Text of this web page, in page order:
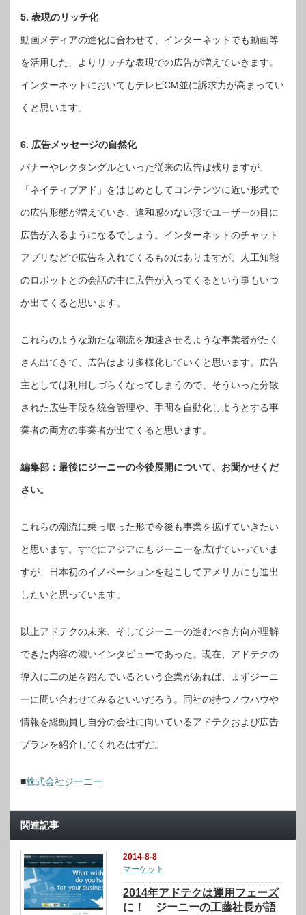
5. 表現のリッチ化
動画メディアの進化に合わせて、インターネットでも動画等
を活用した、よりリッチな表現での広告が増えていきます。
インターネットにおいてもテレビCM並に訴求力が高まってい
くと思います。
6. 広告メッセージの自然化
バナーやレクタングルといった従来の広告は残りますが、
「ネイティブアド」をはじめとしてコンテンツに近い形式で
の広告形態が増えていき、違和感のない形でユーザーの目に
広告が入るようになるでしょう。インターネットのチャット
アプリなどで広告を入れてくるものはありますが、人工知能
のロボットとの会話の中に広告が入ってくるという事もいつ
か出てくると思います。
これらのような新たな潮流を加速させるような事業者がたく
さん出てきて、広告はより多様化していくと思います。広告
主としては利用しづらくなってしまうので、そういった分散
された広告手段を統合管理や、手間を自動化しようとする事
業者の両方の事業者が出てくると思います。
編集部：最後にジーニーの今後展開について、お聞かせくだ
さい。
これらの潮流に乗っ取った形で今後も事業を拡げていきたい
と思います。すでにアジアにもジーニーを広げていっていま
すが、日本初のイノベーションを起こしてアメリカにも進出
したいと思っています。
以上アドテクの未来、そしてジーニーの進むべき方向が理解
できた内容の濃いインタビューであった。現在、アドテクの
導入に二の足を踏んでいるという企業があれば、まずジーニ
ーに問い合わせてみるといいだろう。同社の持つノウハウや
情報を総動員し自分の会社に向いているアドテクおよび広告
プランを紹介してくれるはずだ。
■株式会社ジーニー
関連記事
2014-8-8
マーケット
2014年アドテクは運用フェーズ
に！ ジーニーの工藤社長が語